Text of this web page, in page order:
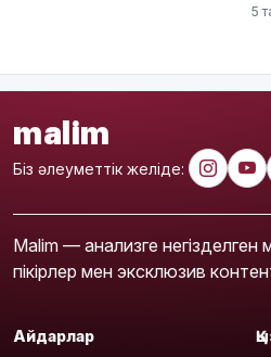
5
malim
Біз әлеуметтік желіде:
Malim — анализге негізделген
пікірлер мен эксклюзив
Айдарлар